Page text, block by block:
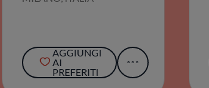
AGGIUNGI
AI
PREFERITI